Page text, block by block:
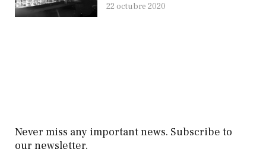
22 octubre 2020
Never miss any important news. Subscribe to
our newsletter.